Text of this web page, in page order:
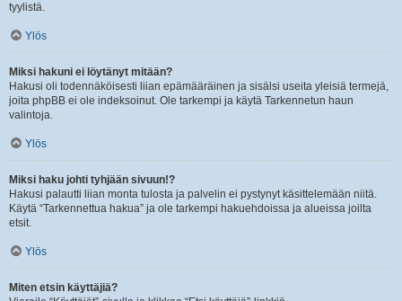
tyylistä.
Ylös
Miksi hakuni ei löytänyt mitään?
Hakusi oli todennäköisesti liian epämääräinen ja sisälsi useita yleisiä termejä,
joita phpBB ei ole indeksoinut. Ole tarkempi ja käytä Tarkennetun haun
valintoja.
Ylös
Miksi haku johti tyhjään sivuun!?
Hakusi palautti liian monta tulosta ja palvelin ei pystynyt käsittelemään niitä.
Käytä “Tarkennettua hakua” ja ole tarkempi hakuehdoissa ja alueissa joilta
etsit.
Ylös
Miten etsin käyttäjiä?